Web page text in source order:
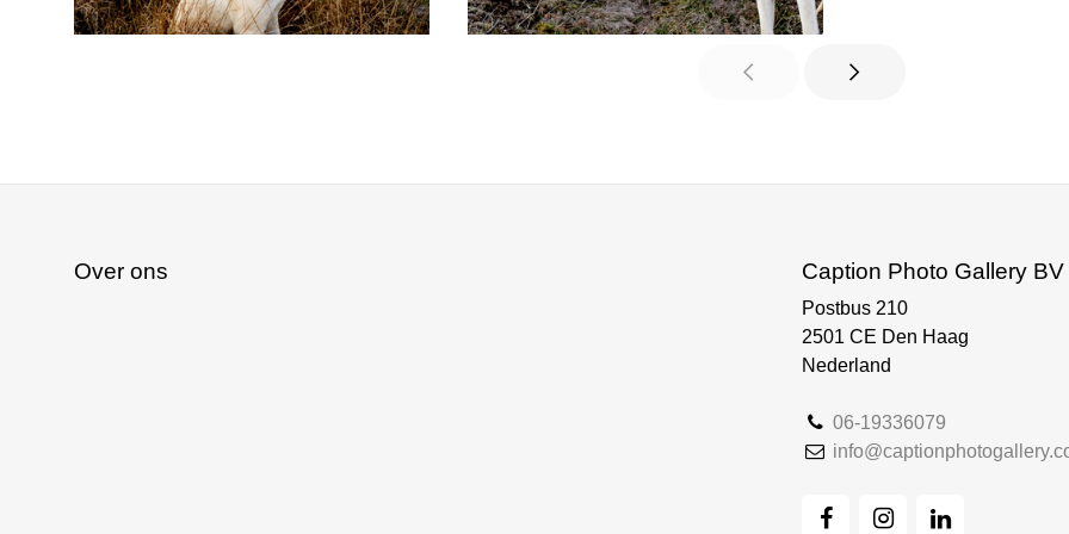
Over ons Caption Photo Gallery BV
Postbus 210
2501 CE Den Haag
Nederland
06-19336079